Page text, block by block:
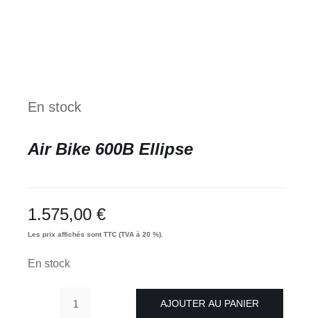
En stock
Air Bike 600B Ellipse
1.575,00 €
Les prix affichés sont TTC (TVA à 20 %).
En stock
quantité
AJOUTER AU PANIER